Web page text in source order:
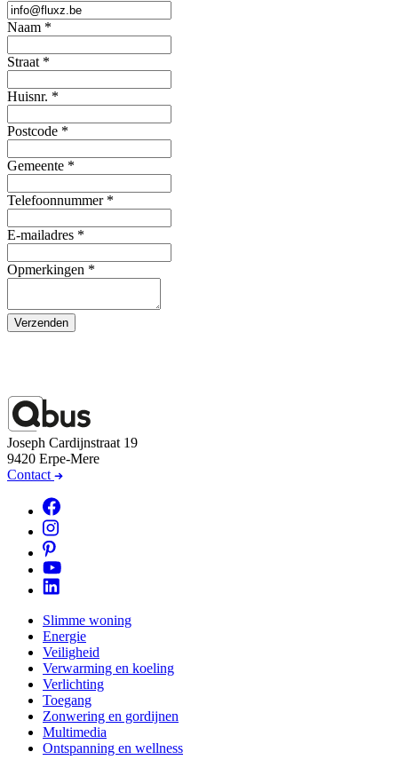
Naam *
Straat *
Huisnr. *
Postcode *
Gemeente *
Telefoonnummer *
E-mailadres *
Opmerkingen *
Verzenden
Joseph Cardijnstraat 19
9420 Erpe-Mere
Contact
Slimme woning
Energie
Veiligheid
Verwarming en koeling
Verlichting
Toegang
Zonwering en gordijnen
Multimedia
Ontspanning en wellness